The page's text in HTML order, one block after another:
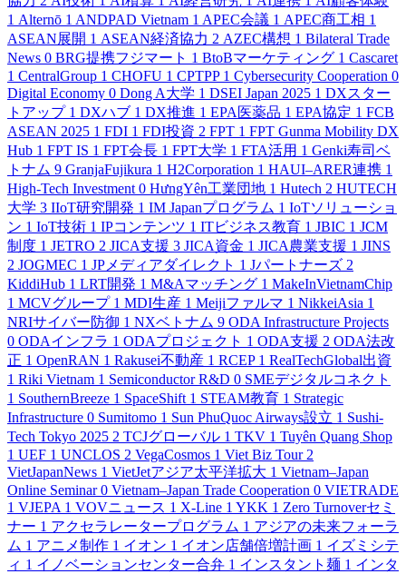
1 Alternō 1 ANDPAD Vietnam 1 APEC会議 1 APEC商工相 1
ASEAN展開 1 ASEAN経済協力 2 AZEC構想 1 Bilateral Trade
News 0 BRG提携フジマート 1 BtoBマーケティング 1 Cascaret
1 CentralGroup 1 CHOFU 1 CPTPP 1 Cybersecurity Cooperation 0
Digital Economy 0 Dong A大学 1 DSEI Japan 2025 1 DXスター
トアップ 1 DXハブ 1 DX推進 1 EPA医薬品 1 EPA協定 1 FCB
ASEAN 2025 1 FDI 1 FDI投資 2 FPT 1 FPT Gunma Mobility DX
Hub 1 FPT IS 1 FPT会長 1 FPT大学 1 FTA活用 1 Genki寿司ベ
トナム 9 GranjaFujikura 1 H2Corporation 1 HAUI–ARER連携 1
High-Tech Investment 0 HưngYên工業団地 1 Hutech 2 HUTECH
大学 3 IIoT研究開発 1 IM Japanプログラム 1 IoTソリューショ
ン 1 IoT技術 1 IPコンテンツ 1 ITビジネス教育 1 JBIC 1 JCM
制度 1 JETRO 2 JICA支援 3 JICA資金 1 JICA農業支援 1 JINS
2 JOGMEC 1 JPメディアダイレクト 1 Jパートナーズ 2
KiddiHub 1 LRT開発 1 M&Aマッチング 1 MakeInVietnamChip
1 MCVグループ 1 MDI生産 1 Meijiファルマ 1 NikkeiAsia 1
NRIサイバー防御 1 NXベトナム 9 ODA Infrastructure Projects
0 ODAインフラ 1 ODAプロジェクト 1 ODA支援 2 ODA法改
正 1 OpenRAN 1 Rakusei不動産 1 RCEP 1 RealTechGlobal出資
1 Riki Vietnam 1 Semiconductor R&D 0 SMEデジタルコネクト
1 SouthernBreeze 1 SpaceShift 1 STEAM教育 1 Strategic
Infrastructure 0 Sumitomo 1 Sun PhuQuoc Airways設立 1 Sushi-
Tech Tokyo 2025 2 TCJグローバル 1 TKV 1 Tuyên Quang Shop
1 UEF 1 UNCLOS 2 VegaCosmos 1 Viet Biz Tour 2
VietJapanNews 1 VietJetアジア太平洋拡大 1 Vietnam–Japan
Online Seminar 0 Vietnam–Japan Trade Cooperation 0 VIETRADE
1 VJEPA 1 VOVニュース 1 X-Line 1 YKK 1 Zero Turnoverセミ
ナー 1 アクセラレータープログラム 1 アジアの未来フォーラ
ム 1 アニメ制作 1 イオン 1 イオン店舗倍増計画 1 イズミシテ
ィ 1 イノベーションセンター合弁 1 インスタント麺 1 インタ